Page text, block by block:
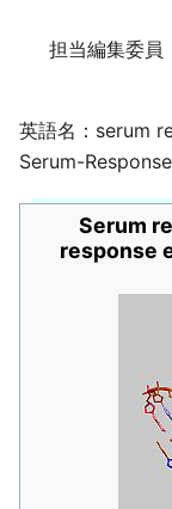
担当編集委員
英語名：serum
Serum-
Serum
response